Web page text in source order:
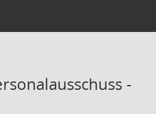
-